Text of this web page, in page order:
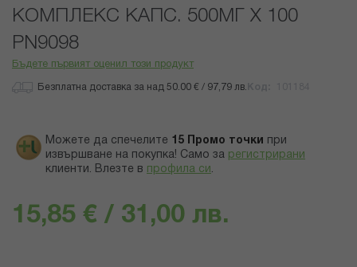
галерия
със
снимки
КОМПЛЕКС КАПС. 500МГ Х 100
PN9098
Бъдете първият оценил този продукт
Безплатна доставка за над 50.00 € / 97,79 лв.
Можете да спечелите 15 Промо точки
при
извършване на покупка! Само за регистрирани
клиенти. Влезте в профила си .
15,85 € / 31,00 лв.